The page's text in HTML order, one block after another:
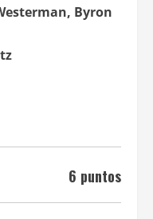
Byron
6 puntos